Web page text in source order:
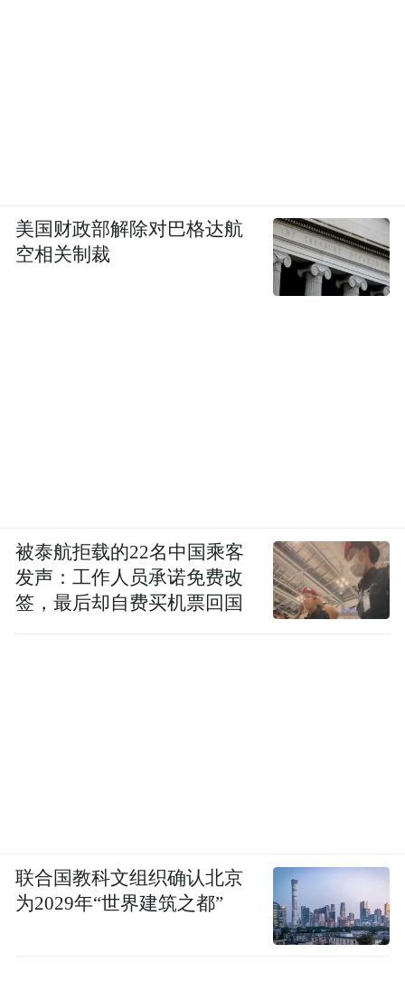
美国财政部解除对巴格达航
空相关制裁
被泰航拒载的22名中国乘客
发声：工作人员承诺免费改
签，最后却自费买机票回国
联合国教科文组织确认北京
为2029年“世界建筑之都”